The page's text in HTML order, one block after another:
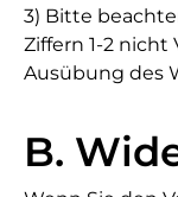
3) Bitte
Ziffern 1-2 nicht
Ausübung des
B.